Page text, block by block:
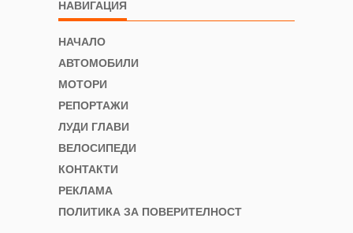
НАВИГАЦИЯ
НАЧАЛО
АВТОМОБИЛИ
МОТОРИ
РЕПОРТАЖИ
ЛУДИ ГЛАВИ
ВЕЛОСИПЕДИ
КОНТАКТИ
РЕКЛАМА
ПОЛИТИКА ЗА ПОВЕРИТЕЛНОСТ